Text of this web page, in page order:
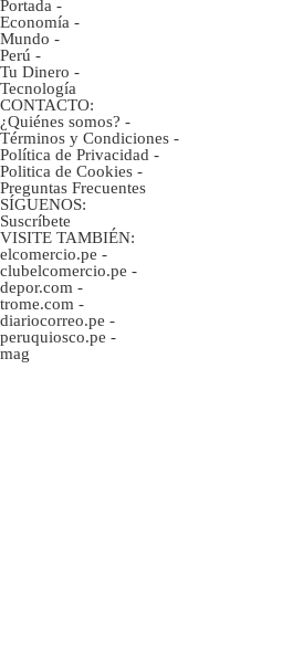
Portada -
Economía -
Mundo -
Perú -
Tu Dinero -
Tecnología
CONTACTO:
¿Quiénes somos? -
Términos y Condiciones -
Política de Privacidad -
Politica de Cookies -
Preguntas Frecuentes
SÍGUENOS:
Suscríbete
VISITE TAMBIÉN:
elcomercio.pe -
clubelcomercio.pe -
depor.com -
trome.com -
diariocorreo.pe -
peruquiosco.pe -
mag